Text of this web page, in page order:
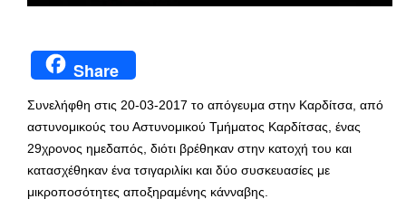
Share
Συνελήφθη στις 20-03-2017 το απόγευμα στην Καρδίτσα, από
αστυνομικούς του Αστυνομικού Τμήματος Καρδίτσας, ένας
29χρονος ημεδαπός, διότι βρέθηκαν στην κατοχή του και
κατασχέθηκαν ένα τσιγαριλίκι και δύο συσκευασίες με
μικροποσότητες αποξηραμένης κάνναβης.